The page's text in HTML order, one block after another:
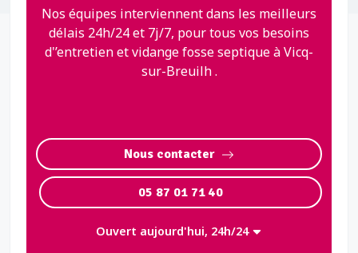
Nos équipes interviennent dans les meilleurs
délais 24h/24 et 7j/7, pour tous vos besoins
d'’entretien et vidange fosse septique à Vicq-
sur-Breuilh .
Nous contacter
05 87 01 71 40
Ouvert aujourd'hui, 24h/24